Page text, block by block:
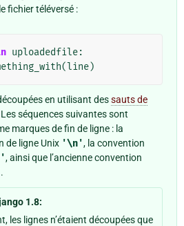
fichier téléversé :
uploadedfile:
(line)
en utilisant dessauts de
Les séquences suivantes sont
marques de fin de ligne : la
de ligne Unix '\n', la convention
, ainsi que l’ancienne convention
.
1.8:
les lignes n’étaient découpées que